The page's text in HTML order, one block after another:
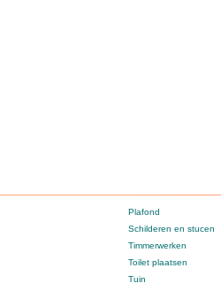
Plafond
Schilderen en stucen
Timmerwerken
Toilet plaatsen
Tuin